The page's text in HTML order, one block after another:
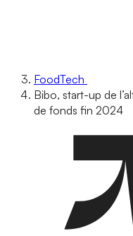
FoodTech
Bibo, start-up de
de fonds fin 2024